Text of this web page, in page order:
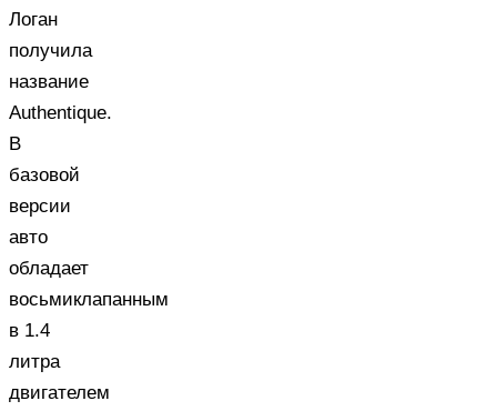
Логан
получила
название
Authentique.
В
базовой
версии
авто
обладает
восьмиклапанным
в 1.4
литра
двигателем